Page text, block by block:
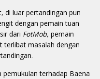
di luar pertandingan pun
dengan pemain tuan
dari FotMob, pemain
terlibat masalah dengan
pemukulan terhadap Baena